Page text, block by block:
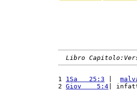
Libro
1 1Sa   25:3
2 Giov    5:4 |